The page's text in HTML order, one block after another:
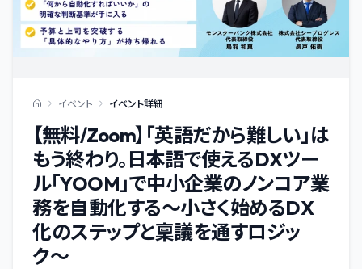
イベント イベント詳細
【無料/Zoom】「英語だから難しい」は
もう終わり。日本語で使えるDXツー
ル「YOOM」で中小企業のノンコア業
務を自動化する〜小さく始めるDX
化のステップと稟議を通すロジッ
ク〜